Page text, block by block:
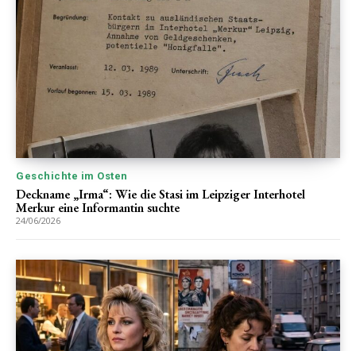
Geschichte im Osten
Deckname „Irma“: Wie die Stasi im Leipziger Interhotel
Merkur eine Informantin suchte
24/06/2026